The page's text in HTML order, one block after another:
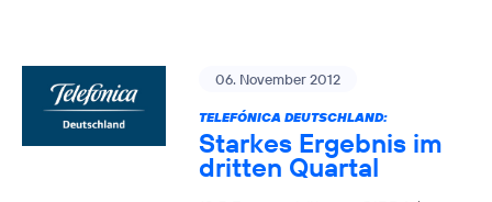
06. November 2012
TELEFÓNICA DEUTSCHLAND:
Starkes Ergebnis im
dritten Quartal